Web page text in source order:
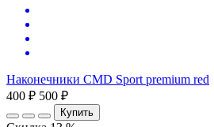
Наконечники CMD Sport premium red
400 ₽ 500 ₽
Купить